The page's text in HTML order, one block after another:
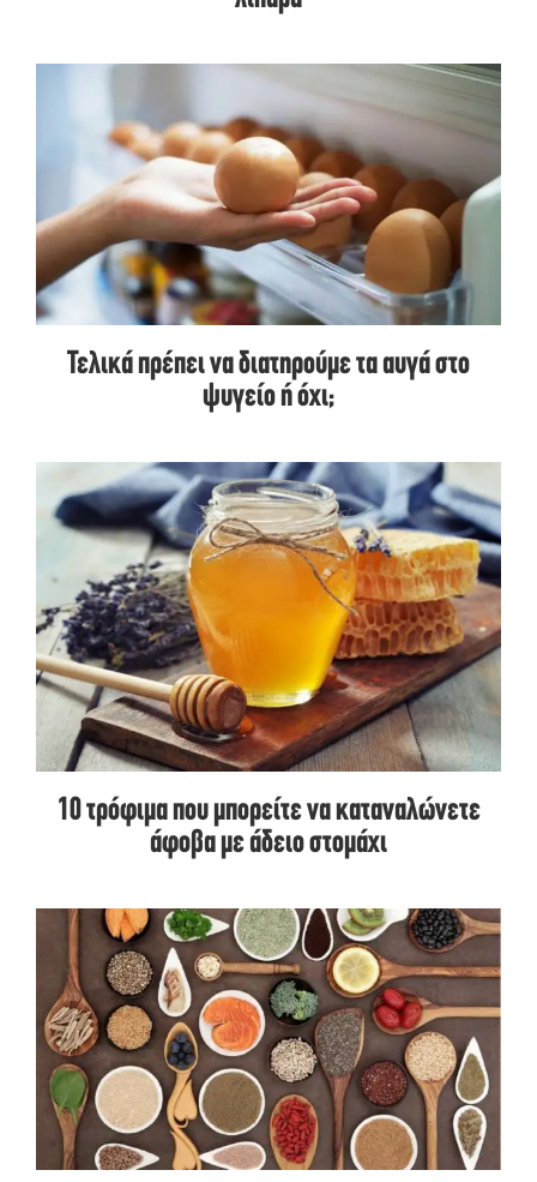
Τελικά πρέπει να διατηρούμε τα αυγά στο
ψυγείο ή όχι;
10 τρόφιμα που μπορείτε να καταναλώνετε
άφοβα με άδειο στομάχι